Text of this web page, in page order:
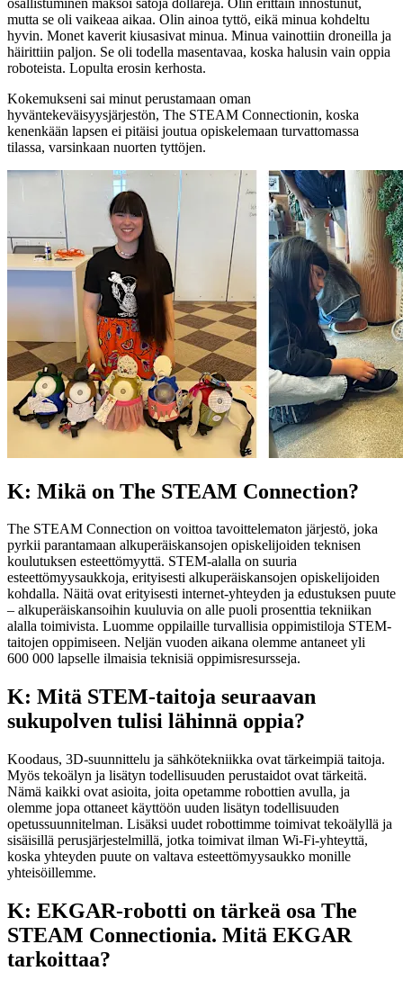
mutta se oli vaikeaa aikaa. Olin ainoa tyttö, eikä minua kohdeltu
hyvin. Monet kaverit kiusasivat minua. Minua vainottiin droneilla ja
häirittiin paljon. Se oli todella masentavaa, koska halusin vain oppia
roboteista. Lopulta erosin kerhosta.
Kokemukseni sai minut perustamaan oman
hyväntekeväisyysjärjestön, The STEAM Connectionin, koska
kenenkään lapsen ei pitäisi joutua opiskelemaan turvattomassa
tilassa, varsinkaan nuorten tyttöjen.
K: Mikä on The STEAM Connection?
The STEAM Connection on voittoa tavoittelematon järjestö, joka
pyrkii parantamaan alkuperäiskansojen opiskelijoiden teknisen
koulutuksen esteettömyyttä. STEM-alalla on suuria
esteettömyysaukkoja, erityisesti alkuperäiskansojen opiskelijoiden
kohdalla. Näitä ovat erityisesti internet-yhteyden ja edustuksen puute
– alkuperäiskansoihin kuuluvia on alle puoli prosenttia tekniikan
alalla toimivista. Luomme oppilaille turvallisia oppimistiloja STEM-
taitojen oppimiseen. Neljän vuoden aikana olemme antaneet yli
600 000 lapselle ilmaisia teknisiä oppimisresursseja.
K: Mitä STEM-taitoja seuraavan
sukupolven tulisi lähinnä oppia?
Koodaus, 3D-suunnittelu ja sähkötekniikka ovat tärkeimpiä taitoja.
Myös tekoälyn ja lisätyn todellisuuden perustaidot ovat tärkeitä.
Nämä kaikki ovat asioita, joita opetamme robottien avulla, ja
olemme jopa ottaneet käyttöön uuden lisätyn todellisuuden
opetussuunnitelman. Lisäksi uudet robottimme toimivat tekoälyllä ja
sisäisillä perusjärjestelmillä, jotka toimivat ilman Wi-Fi-yhteyttä,
koska yhteyden puute on valtava esteettömyysaukko monille
yhteisöillemme.
K: EKGAR-robotti on tärkeä osa The
STEAM Connectionia. Mitä EKGAR
tarkoittaa?